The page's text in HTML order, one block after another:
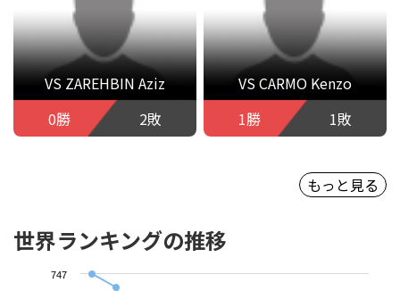
VS ZAREHBIN Aziz
0勝
2敗
VS CARMO Kenzo
1勝
1敗
もっと見る
世界ランキングの推移
747